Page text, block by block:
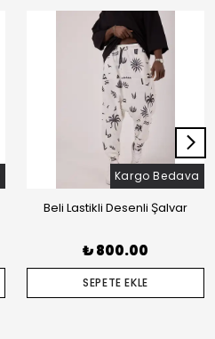
Kargo Bedava
Beli Lastikli Desenli Şalvar
₺ 800.00
SEPETE EKLE